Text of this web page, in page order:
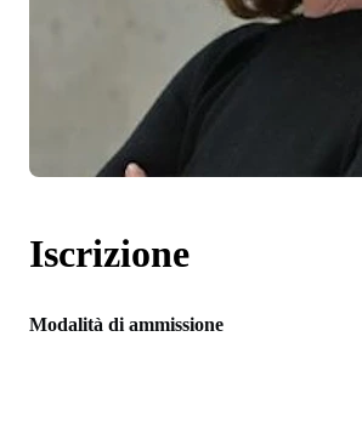
Iscrizione
Modalità di ammissione